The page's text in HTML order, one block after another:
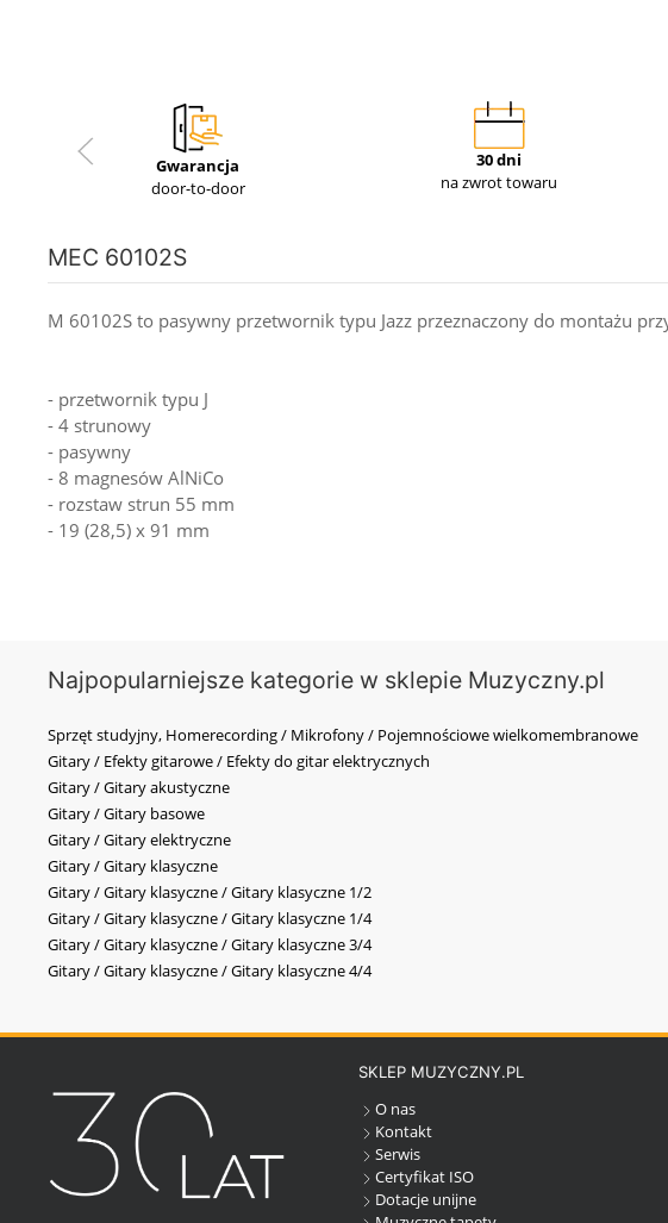
Gwarancja
door-to-door
30 dni
na zwrot towaru
MEC 60102S
M 60102S to pasywny przetwornik typu Jazz przeznaczony do montażu
- przetwornik typu J
- 4 strunowy
- pasywny
- 8 magnesów AlNiCo
- rozstaw strun 55 mm
- 19 (28,5) x 91 mm
Najpopularniejsze kategorie w sklepie Muzyczny.pl
Sprzęt studyjny, Homerecording / Mikrofony / Pojemnościowe wielkomembranowe
Gitary / Efekty gitarowe / Efekty do gitar elektrycznych
Gitary / Gitary akustyczne
Gitary / Gitary basowe
Gitary / Gitary elektryczne
Gitary / Gitary klasyczne
Gitary / Gitary klasyczne / Gitary klasyczne 1/2
Gitary / Gitary klasyczne / Gitary klasyczne 1/4
Gitary / Gitary klasyczne / Gitary klasyczne 3/4
Gitary / Gitary klasyczne / Gitary klasyczne 4/4
SKLEP MUZYCZNY.PL
O nas
Kontakt
Serwis
Certyfikat ISO
Dotacje unijne